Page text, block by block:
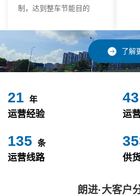
制，达到整车节能目的
了解
24 年
运营经验
49
运
153 条
运营线路 供
朗进·大客户